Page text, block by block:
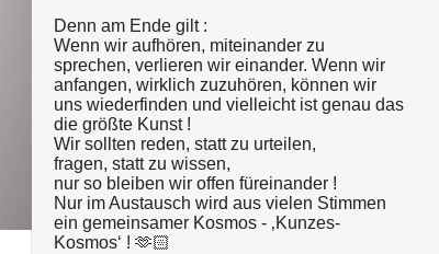
Denn am Ende gilt :
Wenn wir aufhören, miteinander zu
sprechen, verlieren wir einander. Wenn wir
anfangen, wirklich zuzuhören, können wir
uns wiederfinden und vielleicht ist genau das
die größte Kunst !
Wir sollten reden, statt zu urteilen,
fragen, statt zu wissen,
nur so bleiben wir offen füreinander !
Nur im Austausch wird aus vielen Stimmen
ein gemeinsamer Kosmos - ‚Kunzes-
Kosmos‘ ! 🫶🏻